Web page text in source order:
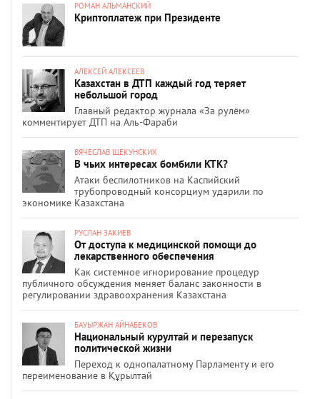
РОМАН АЛЬМАНСКИЙ
Криптоплатеж при Президенте
АЛЕКСЕЙ АЛЕКСЕЕВ
Казахстан в ДТП каждый год теряет
небольшой город
Главный редактор журнала «За рулём»
комментирует ДТП на Аль-Фараби
ВЯЧЕСЛАВ ЩЕКУНСКИХ
В чьих интересах бомбили КТК?
Атаки беспилотников на Каспийский
трубопроводный консорциум ударили по
экономике Казахстана
РУСЛАН ЗАКИЕВ
От доступа к медицинской помощи до
лекарственного обеспечения
Как системное игнорирование процедур
публичного обсуждения меняет баланс законности в
регулировании здравоохранения Казахстана
БАУЫРЖАН АЙНАБЕКОВ
Национальный курултай и перезапуск
политической жизни
Переход к однопалатному Парламенту и его
переименование в Құрылтай